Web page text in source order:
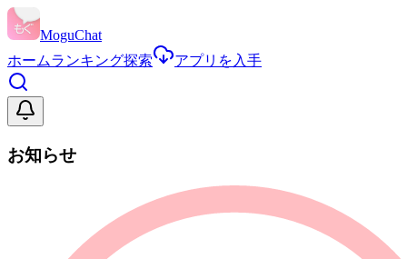
MoguChat
ホームランキング探索 アプリを入手
お知らせ